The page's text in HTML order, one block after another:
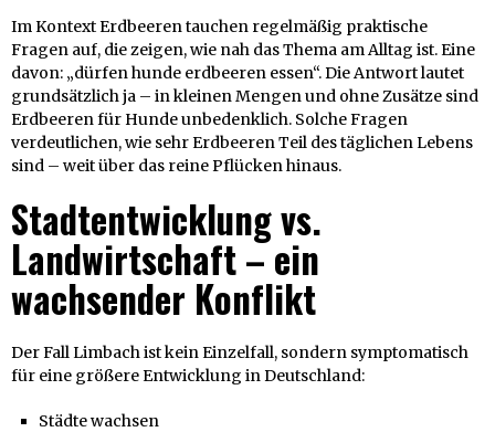
Im Kontext Erdbeeren tauchen regelmäßig praktische
Fragen auf, die zeigen, wie nah das Thema am Alltag ist. Eine
davon: „dürfen hunde erdbeeren essen“. Die Antwort lautet
grundsätzlich ja – in kleinen Mengen und ohne Zusätze sind
Erdbeeren für Hunde unbedenklich. Solche Fragen
verdeutlichen, wie sehr Erdbeeren Teil des täglichen Lebens
sind – weit über das reine Pflücken hinaus.
Stadtentwicklung vs.
Landwirtschaft – ein
wachsender Konflikt
Der Fall Limbach ist kein Einzelfall, sondern symptomatisch
für eine größere Entwicklung in Deutschland:
Städte wachsen